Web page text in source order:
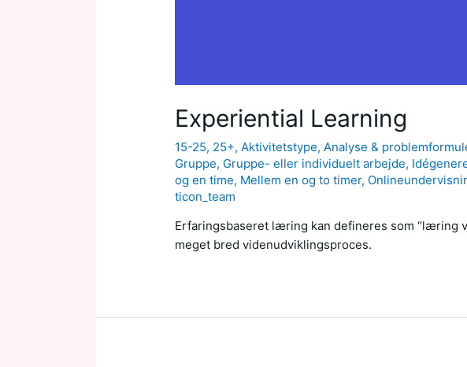
Experiential Learning
15-25, 25+, Aktivitetstype, Analyse &
Gruppe, Gruppe- eller individuelt arbejde,
og en time, Mellem en og to timer,
ticon_team
Erfaringsbaseret læring kan defineres som “læring
meget bred videnudviklingsproces.